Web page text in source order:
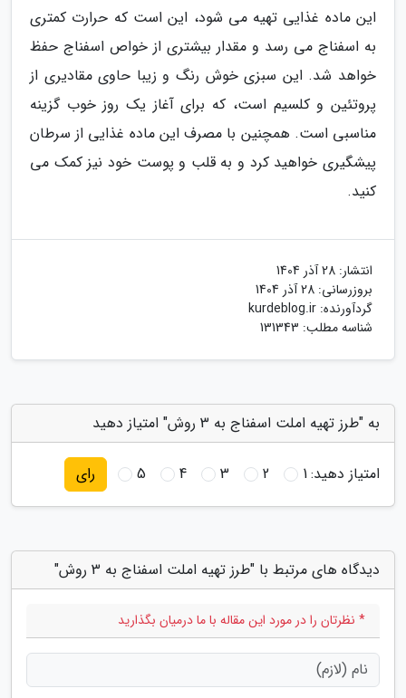
این ماده غذایی تهیه می شود، این است که حرارت کمتری
به اسفناج می رسد و مقدار بیشتری از خواص اسفناج حفظ
خواهد شد. این سبزی خوش رنگ و زیبا حاوی مقادیری از
پروتئین و کلسیم است، که برای آغاز یک روز خوب گزینه
مناسبی است. همچنین با مصرف این ماده غذایی از سرطان
پیشگیری خواهید کرد و به قلب و پوست خود نیز کمک می
کنید.
انتشار: 28 آذر 1404
بروزرسانی: 28 آذر 1404
گردآورنده: kurdeblog.ir
شناسه مطلب: 131343
به "طرز تهیه املت اسفناج به 3 روش" امتیاز دهید
امتیاز دهید:1
2
3
4
5 رای
دیدگاه های مرتبط با "طرز تهیه املت اسفناج به 3 روش"
* نظرتان را در مورد این مقاله با ما درمیان بگذارید